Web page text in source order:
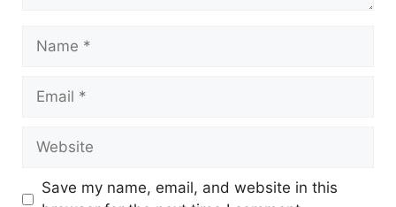
Name
Email
Website
Save my name, email, and website in this